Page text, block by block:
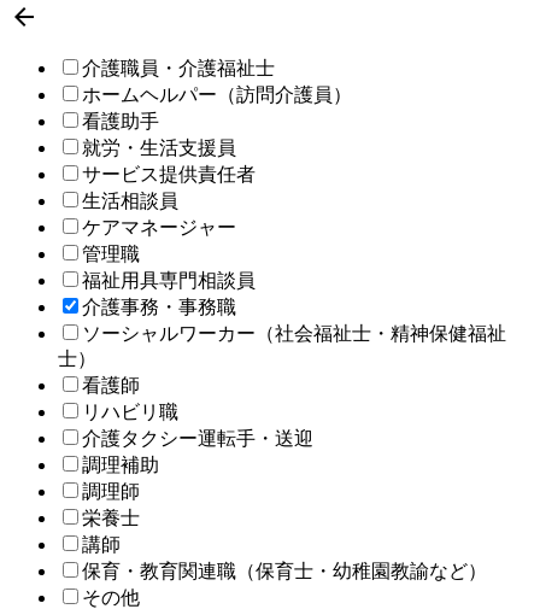

介護職員・介護福祉士
ホームヘルパー（訪問介護員）
看護助手
就労・生活支援員
サービス提供責任者
生活相談員
ケアマネージャー
管理職
福祉用具専門相談員
介護事務・事務職
ソーシャルワーカー（社会福祉士・精神保健福祉
士）
看護師
リハビリ職
介護タクシー運転手・送迎
調理補助
調理師
栄養士
講師
保育・教育関連職（保育士・幼稚園教諭など）
その他